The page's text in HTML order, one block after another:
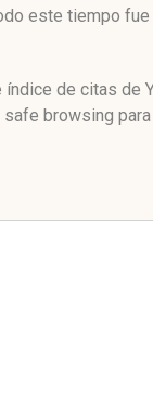
este tiempo
de citas de
browsing